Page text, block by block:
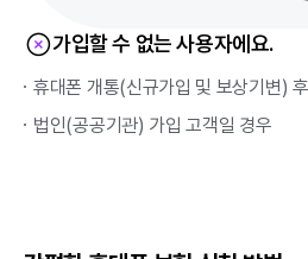
가입할 수 없는 사용자에요.
휴대폰 개통(신규가입 및 보상기변)
법인(공공기관) 가입 고객일 경우